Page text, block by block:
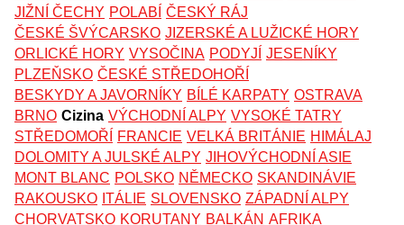
JIŽNÍ ČECHY POLABÍ ČESKÝ RÁJ
ČESKÉ ŠVÝCARSKO JIZERSKÉ A LUŽICKÉ HORY
ORLICKÉ HORY VYSOČINA PODYJÍ JESENÍKY
PLZEŇSKO ČESKÉ STŘEDOHOŘÍ
BESKYDY A JAVORNÍKY BÍLÉ KARPATY OSTRAVA
BRNO Cizina VÝCHODNÍ ALPY VYSOKÉ TATRY
STŘEDOMOŘÍ
FRANCIE VELKÁ BRITÁNIE HIMÁLAJ
DOLOMITY A JULSKÉ ALPY JIHOVÝCHODNÍ ASIE
MONT BLANC POLSKO NĚMECKO SKANDINÁVIE
RAKOUSKO ITÁLIE SLOVENSKO ZÁPADNÍ ALPY
CHORVATSKO KORUTANY BALKÁN AFRIKA